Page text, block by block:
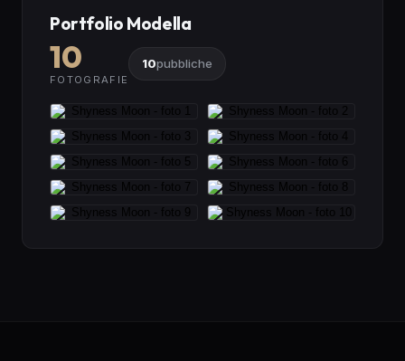
Portfolio Modella
10
FOTOGRAFIE
10pubbliche